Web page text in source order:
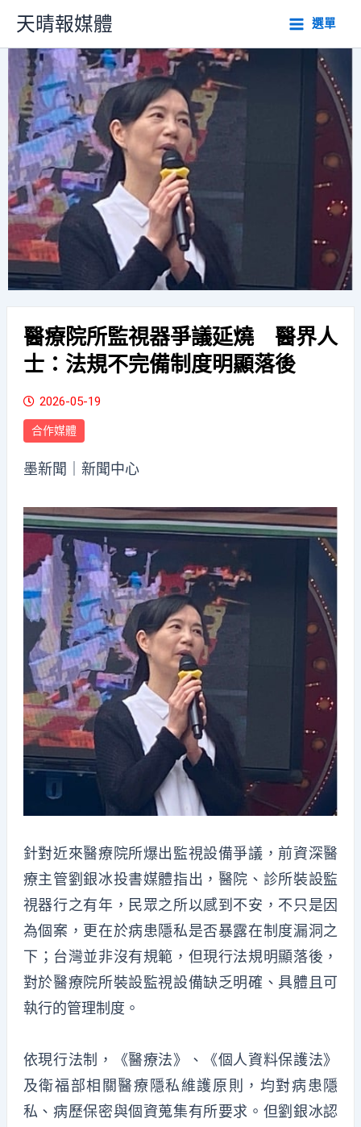
主
內
容
天晴報媒體 選單
醫療院所監視器爭議延燒 醫界人
士：法規不完備制度明顯落後
2026-05-19
合作媒體
墨新聞 ｜新聞中心
針對近來醫療院所爆出監視設備爭議，前資深醫
療主管劉銀冰投書媒體指出，醫院、診所裝設監
視器行之有年，民眾之所以感到不安，不只是因
為個案，更在於病患隱私是否暴露在制度漏洞之
下 ； 台灣並非沒有規範，但現行法規明顯落後，
對於醫療院所裝設監視設備缺乏明確、具體且可
執行的管理制度。
依現行法制，《醫療法》、《個人資料保護法》
及衛福部相關醫療隱私維護原則，均對病患隱
私、病歷保密與個資蒐集有所要求 。但劉銀冰認